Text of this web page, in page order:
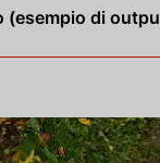
(esempio di